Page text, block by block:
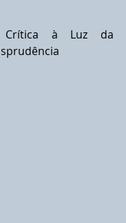
Crítica à Luz da